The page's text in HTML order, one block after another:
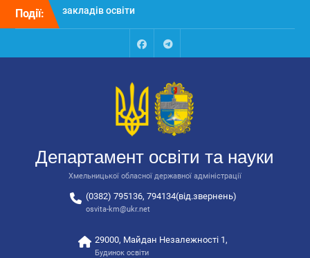
Перейти
Події:
Відбулося засідання
колегії Департаменту
освіти та науки обласної
державної адміністрації
відповідальних за
національно-патріотичне
автобусів для потреб
закладів освіти
FacebookTalegram
Департамент освіти та науки
Хмельницької обласної державної адміністрації
(0382) 795136, 794134(від.звернень)
osvita-km@ukr.net
29000, Майдан Незалежності 1,
Будинок освіти